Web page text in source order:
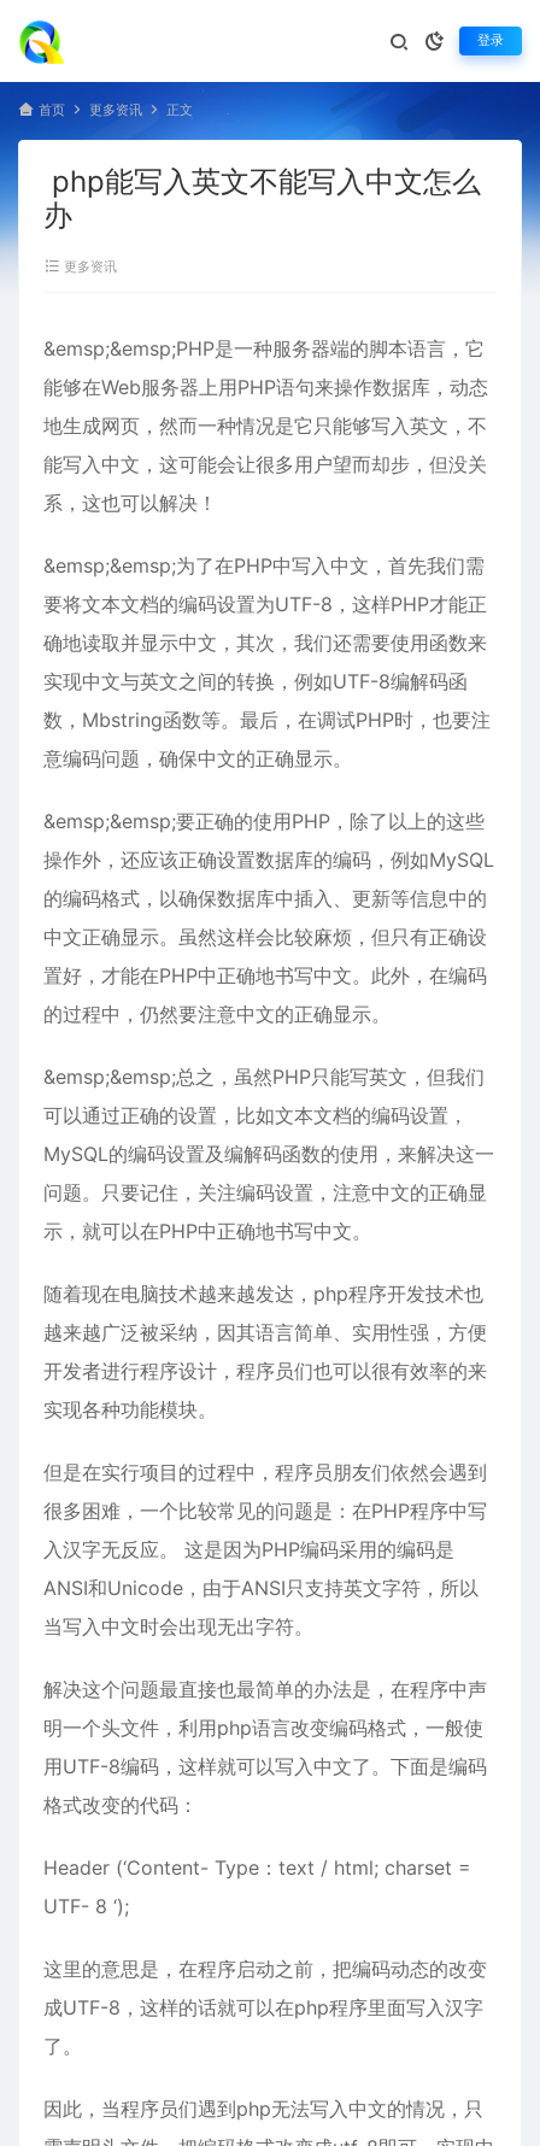
登录
首页 更多资讯 正文
php能写入英文不能写入中文怎么
办
更多资讯
&emsp;&emsp;PHP是一种服务器端的脚本语言，它
能够在Web服务器上用PHP语句来操作数据库，动态
地生成网页，然而一种情况是它只能够写入英文，不
能写入中文，这可能会让很多用户望而却步，但没关
系，这也可以解决！
&emsp;&emsp;为了在PHP中写入中文，首先我们需
要将文本文档的编码设置为UTF-8，这样PHP才能正
确地读取并显示中文，其次，我们还需要使用函数来
实现中文与英文之间的转换，例如UTF-8编解码函
数，Mbstring函数等。最后，在调试PHP时，也要注
意编码问题，确保中文的正确显示。
&emsp;&emsp;要正确的使用PHP，除了以上的这些
操作外，还应该正确设置数据库的编码，例如MySQL
的编码格式，以确保数据库中插入、更新等信息中的
中文正确显示。虽然这样会比较麻烦，但只有正确设
置好，才能在PHP中正确地书写中文。此外，在编码
的过程中，仍然要注意中文的正确显示。
&emsp;&emsp;总之，虽然PHP只能写英文，但我们
可以通过正确的设置，比如文本文档的编码设置，
MySQL的编码设置及编解码函数的使用，来解决这一
问题。只要记住，关注编码设置，注意中文的正确显
示，就可以在PHP中正确地书写中文。
随着现在电脑技术越来越发达， php程序开发技术也
越来越广泛被采纳，因其语言简单、实用性强，方便
开发者进行程序设计，程序员们也可以很有效率的来
实现各种功能模块。
但是在实行项目的过程中，程序员朋友们依然会遇到
很多困难，一个比较常见的问题是：在PHP程序中写
入汉字无反应。 这是因为PHP编码采用的编码是
ANSI和Unicode，由于ANSI只支持英文字符，所以
当写入中文时会出现无出字符。
解决这个问题最直接也最简单的办法是，在程序中声
明一个头文件，利用php语言改变编码格式，一般使
用UTF-8编码，这样就可以写入中文了。下面是编码
格式改变的代码：
Header (‘Content- Type：text / html; charset =
UTF- 8 ‘);
这里的意思是，在程序启动之前，把编码动态的改变
成UTF-8，这样的话就可以在php程序里面写入汉字
了。
因此，当程序员们遇到php无法写入中文的情况，只